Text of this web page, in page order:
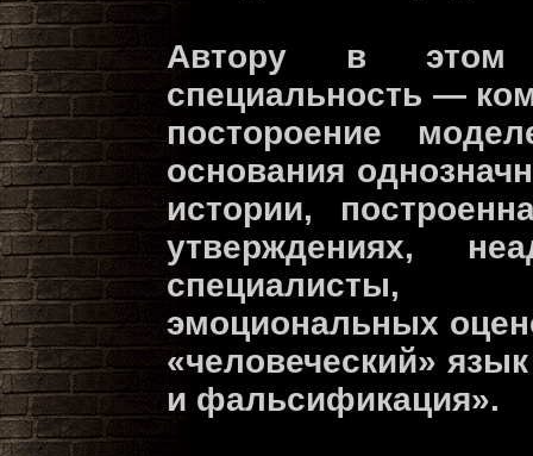
Автору в
специальность —
постороение
основания
истории,
утверждениях,
специалисты,
эмоциональных
«человеческий»
и фальсификация».